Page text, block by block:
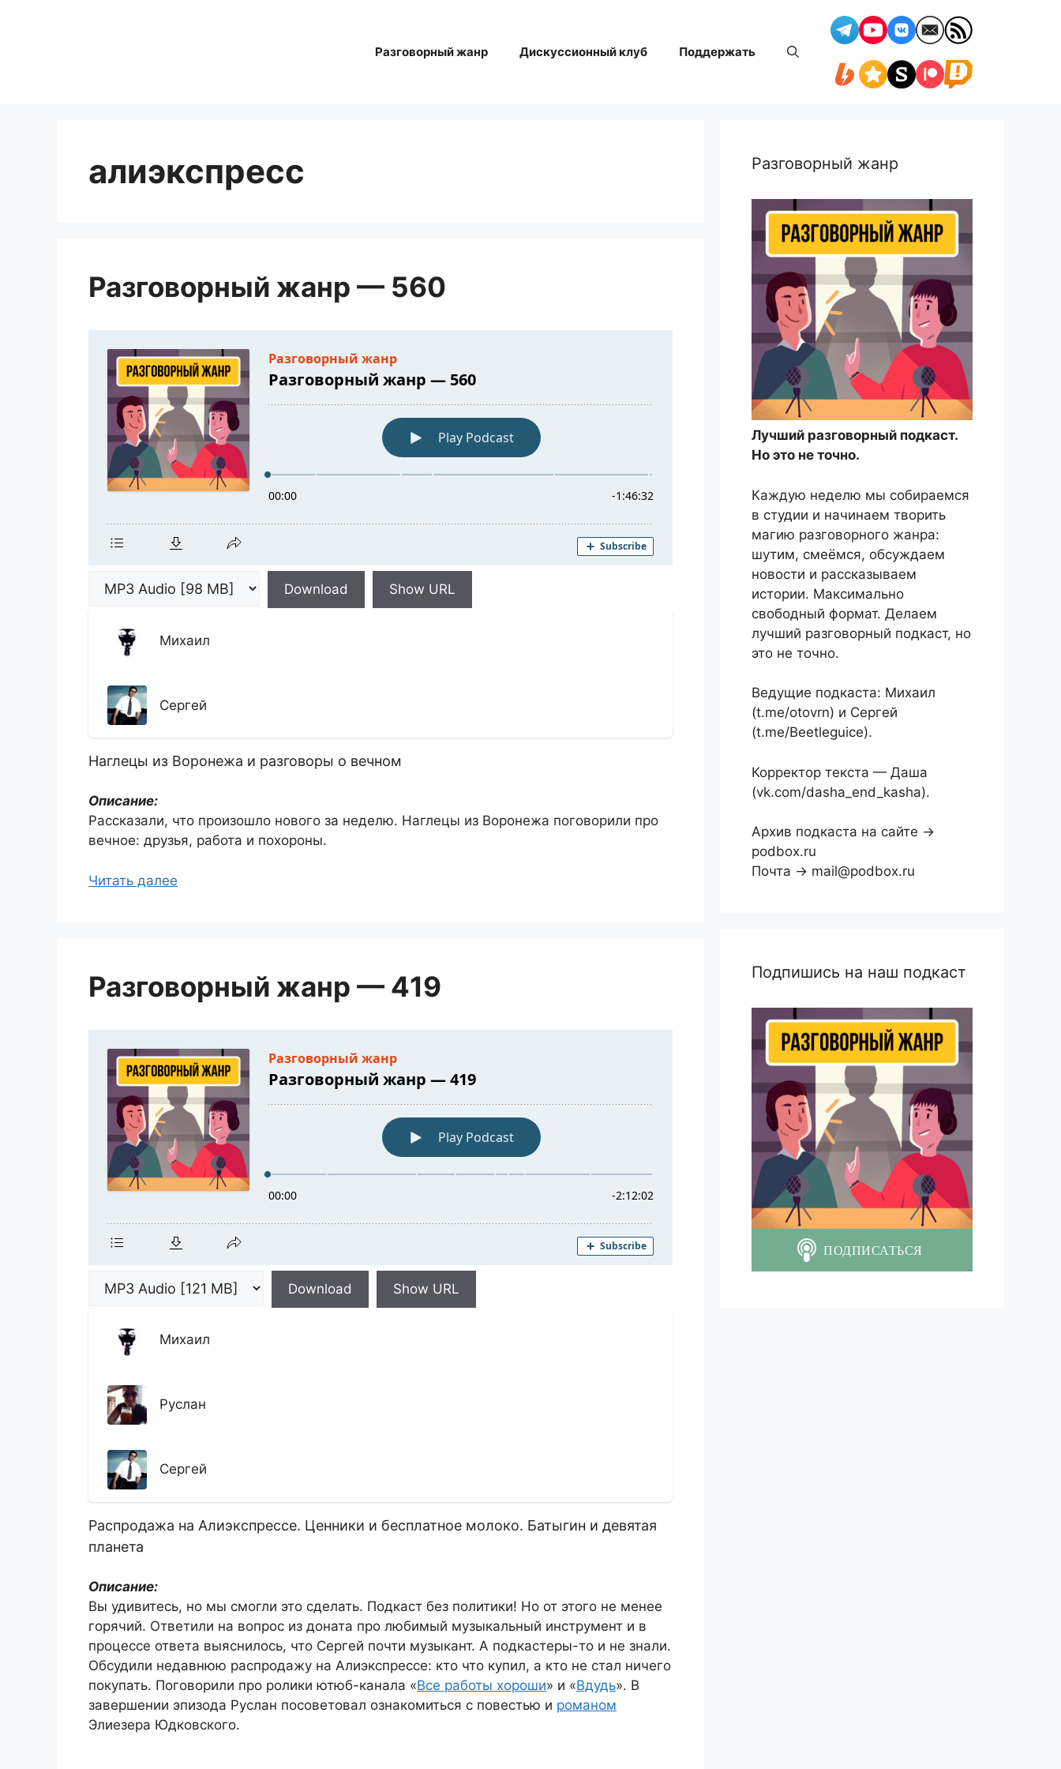
Разговорный жанр Дискуссионный клуб Поддержать
алиэкспресс
Разговорный жанр — 560
Download Show URL
Михаил
Сергей
Наглецы из Воронежа и разговоры о вечном
Описание:
Рассказали, что произошло нового за неделю. Наглецы из Воронежа поговорили про
вечное: друзья, работа и похороны.
Читать далее
Разговорный жанр — 419
Download Show URL
Михаил
Руслан
Сергей
Распродажа на Алиэкспрессе. Ценники и бесплатное молоко. Батыгин и девятая
планета
Описание:
Вы удивитесь, но мы смогли это сделать. Подкаст без политики! Но от этого не менее
горячий. Ответили на вопрос из доната про любимый музыкальный инструмент и в
процессе ответа выяснилось, что Сергей почти музыкант. А подкастеры-то и не знали.
Обсудили недавнюю распродажу на Алиэкспрессе: кто что купил, а кто не стал ничего
покупать. Поговорили про ролики ютюб-канала «Все работы хороши» и «Вдудь». В
завершении эпизода Руслан посоветовал ознакомиться с повестью и романом
Элиезера Юдковского.
Разговорный жанр
Лучший разговорный подкаст.
Но это не точно.
Каждую неделю мы собираемся
в студии и начинаем творить
магию разговорного жанра:
шутим, смеёмся, обсуждаем
новости и рассказываем
истории. Максимально
свободный формат. Делаем
лучший разговорный подкаст, но
это не точно.
Ведущие подкаста: Михаил
(t.me/otovrn) и Сергей
(t.me/Beetleguice).
Корректор текста — Даша
(vk.com/dasha_end_kasha).
Архив подкаста на сайте →
podbox.ru
Почта → mail@podbox.ru
Подпишись на наш подкаст